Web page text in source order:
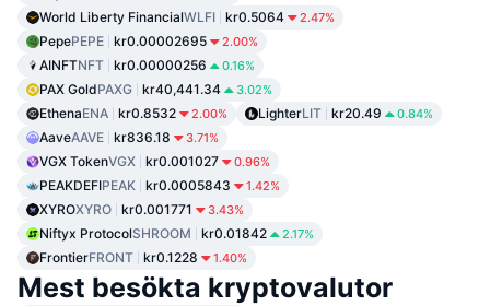
World Liberty FinancialWLFI kr0.5064 2.47%
PepePEPE kr0.00002695 2.00%
AINFTNFT kr0.00000256 0.16%
PAX GoldPAXG kr40,441.34 3.02%
EthenaENA kr0.8532 2.00% LighterLIT kr20.49 0.84%
AaveAAVE kr836.18 3.71%
VGX TokenVGX kr0.001027 0.96%
PEAKDEFIPEAK kr0.0005843 1.42%
XYROXYRO kr0.001771 3.43%
Niftyx ProtocolSHROOM kr0.01842 2.17%
FrontierFRONT kr0.1228 1.40%
Mest besökta kryptovalutor